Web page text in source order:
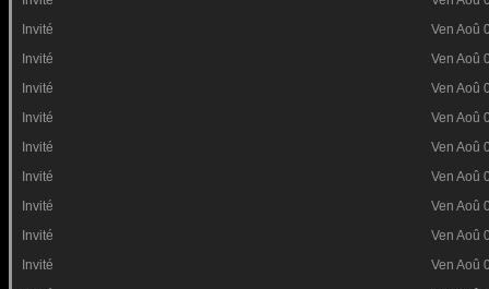
Invité
Ven Aoû
Invité
Ven Aoû
Invité
Ven Aoû
Invité
Ven Aoû
Invité
Ven Aoû
Invité
Ven Aoû
Invité
Ven Aoû
Invité
Ven Aoû
Invité
Ven Aoû